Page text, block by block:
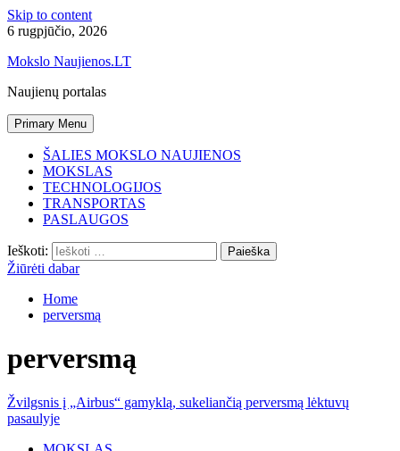
Skip to content
6 rugpjūčio, 2026
Mokslo Naujienos.LT
Naujienų portalas
Primary Menu
ŠALIES MOKSLO NAUJIENOS
MOKSLAS
TECHNOLOGIJOS
TRANSPORTAS
PASLAUGOS
Ieškoti:
Žiūrėti dabar
Home
perversmą
perversmą
Žvilgsnis į „Airbus“ gamyklą, sukeliančią perversmą lėktuvų
pasaulyje